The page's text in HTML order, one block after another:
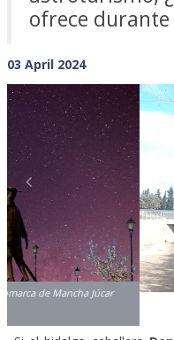
ofrece durante
03 April 2024
Previous
recorrido realmente los